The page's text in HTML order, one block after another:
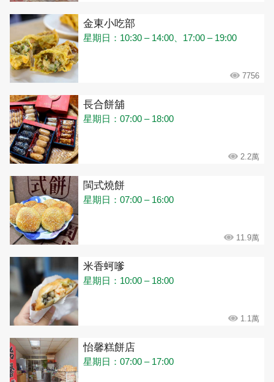
金東小吃部
星期日：10:30 – 14:00、17:00 – 19:00
7756
長合餅舖
星期日：07:00 – 18:00
2.2萬
閩式燒餅
星期日：07:00 – 16:00
11.9萬
米香蚵嗲
星期日：10:00 – 18:00
1.1萬
怡馨糕餅店
星期日：07:00 – 17:00